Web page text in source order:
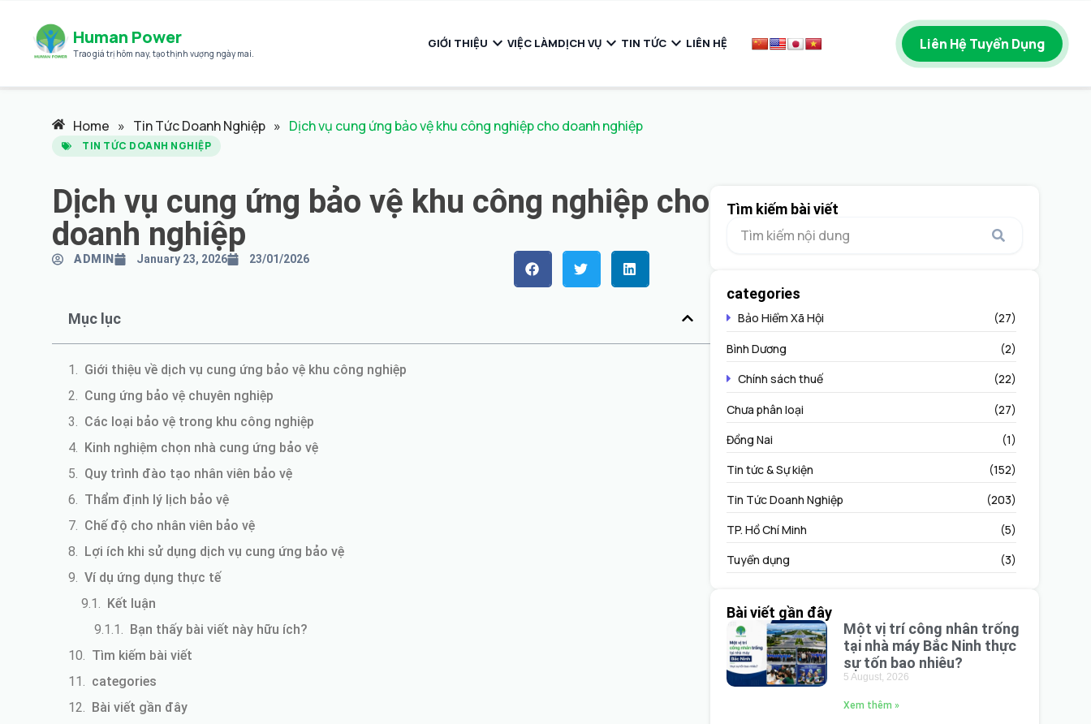
Human Power
Trao giá trị hôm nay, tạo thịnh vượng ngày mai.
GIỚI THIỆU expand_more VIỆC LÀMDỊCH VỤ expand_more TIN TỨC expand_more LIÊN HỆ Liên Hệ Tuyển Dụng
Home » Tin Tức Doanh Nghiệp » Dịch vụ cung ứng bảo vệ khu công nghiệp cho doanh nghiệp
TIN TỨC DOANH NGHIỆP
Dịch vụ cung ứng bảo vệ khu công nghiệp cho
doanh nghiệp
ADMIN January 23, 2026 23/01/2026
Mục lục
Giới thiệu về dịch vụ cung ứng bảo vệ khu công nghiệp
Cung ứng bảo vệ chuyên nghiệp
Các loại bảo vệ trong khu công nghiệp
Kinh nghiệm chọn nhà cung ứng bảo vệ
Quy trình đào tạo nhân viên bảo vệ
Thẩm định lý lịch bảo vệ
Chế độ cho nhân viên bảo vệ
Lợi ích khi sử dụng dịch vụ cung ứng bảo vệ
Ví dụ ứng dụng thực tế
Kết luận
Bạn thấy bài viết này hữu ích?
Tìm kiếm bài viết
categories
Bài viết gần đây
Tìm kiếm bài viết
categories
Bảo Hiểm Xã Hội
(27)
Bình Dương
(2)
Chính sách thuế
(22)
Chưa phân loại
(27)
Đồng Nai
(1)
Tin tức & Sự kiện
(152)
Tin Tức Doanh Nghiệp
(203)
TP. Hồ Chí Minh
(5)
Tuyển dụng
(3)
Bài viết gần đây
Một vị trí công nhân trống
tại nhà máy Bắc Ninh thực
sự tốn bao nhiêu?
5 August, 2026
Xem thêm »